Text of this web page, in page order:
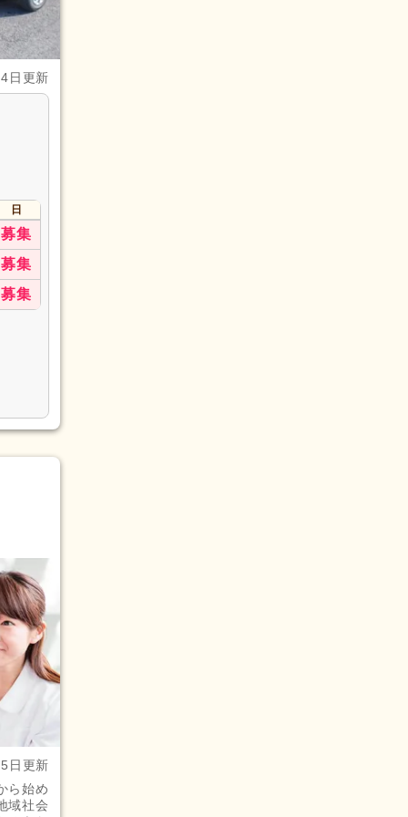
日更新
日
募集
募集
募集
日更新
ら始め
域社会